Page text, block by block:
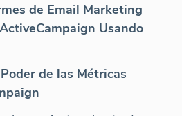
de Email Marketing
Usando
de las Métricas